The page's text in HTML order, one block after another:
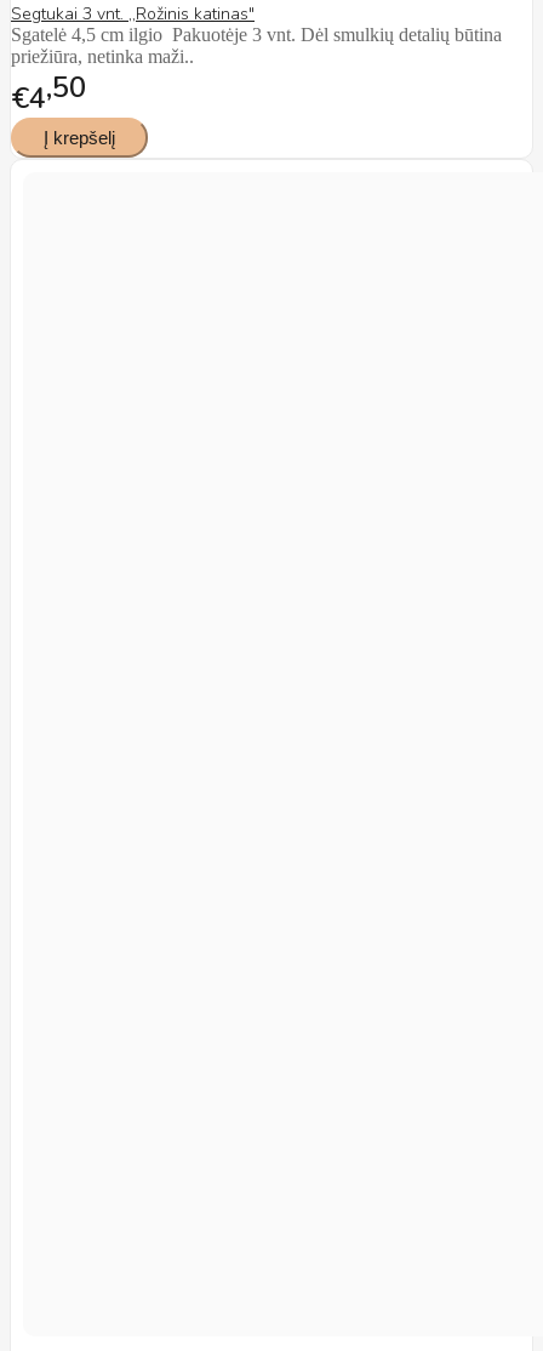
Segtukai 3 vnt. ,,Rožinis katinas"
Sgatelė 4,5 cm ilgio Pakuotėje 3 vnt. Dėl smulkių detalių būtina
priežiūra, netinka maži..
€4 50